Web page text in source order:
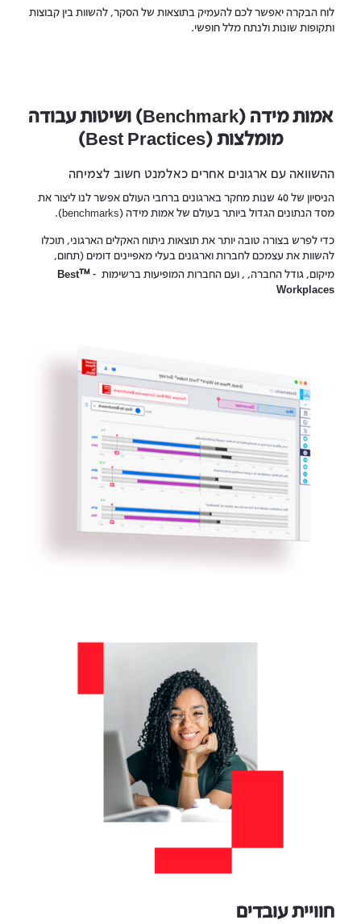
לוח הבקרה יאפשר לכם להעמיק בתוצאות של הסקר, להשוות בין קבוצות
ותקופות שונות ולנתח מלל חופשי.
אמות מידה (Benchmark) ושיטות עבודה
מומלצות (Best Practices)
ההשוואה עם ארגונים אחרים כאלמנט חשוב לצמיחה
הניסיון של 40 שנות מחקר בארגונים ברחבי העולם אפשר לנו ליצור את
מסד הנתונים הגדול ביותר בעולם של אמות מידה (benchmarks).
כדי לפרש בצורה טובה יותר את תוצאות ניתוח האקלים הארגוני, תוכלו
להשוות את עצמכם לחברות וארגונים בעלי מאפיינים דומים (תחום,
מיקום, גודל החברה, , ועם החברות המופיעות ברשימות -™
Best
Workplaces
חוויית עובדים